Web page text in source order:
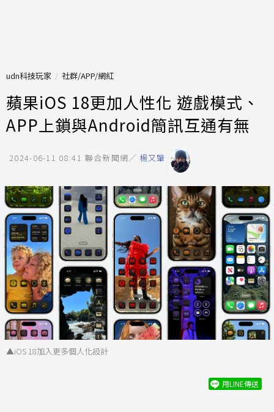
udn科技玩家 社群/APP/網紅
蘋果iOS 18更加人性化 遊戲模式、
APP上鎖與Android簡訊互通有無
2024-06-11 08:41 聯合新聞網／ 楊又肇
▲iOS 18加入更多個人化設計
用LINE傳送